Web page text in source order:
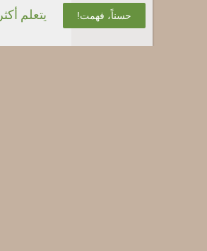
يتعلم أكثر حسناً، فهمت!